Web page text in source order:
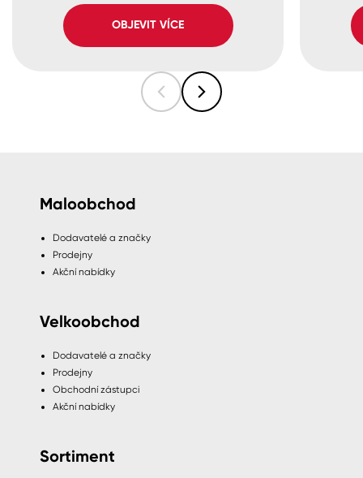
OBJEVIT VÍCE
Maloobchod
Dodavatelé a značky
Prodejny
Akční nabídky
Velkoobchod
Dodavatelé a značky
Prodejny
Obchodní zástupci
Akční nabídky
Sortiment